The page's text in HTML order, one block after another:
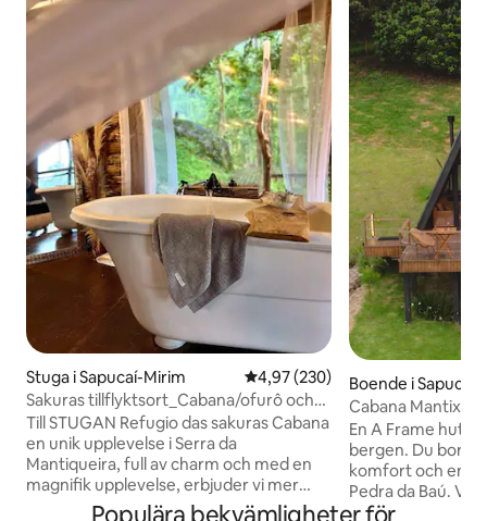
Stuga i Sapucaí-Mirim 4,97 av 5 i genomsnittligt
4,97 (230)
Sakuras tillflyktsort_Cabana/ofurô och
privat vattenfall
Till STUGAN Refugio das sakuras Cabana
en unik upplevelse i Serra da
Mantiqueira, full av charm och med en
magnifik upplevelse, erbjuder vi mer
detta alternativ för vila och återförenas
Boende i
Cabana Mantix |
tim från SP
En A Frame hut,
bergen. Du bor i bergen men med all
komfort och en
Pedra da Baú. Vi ligger i ett
bostadsområde